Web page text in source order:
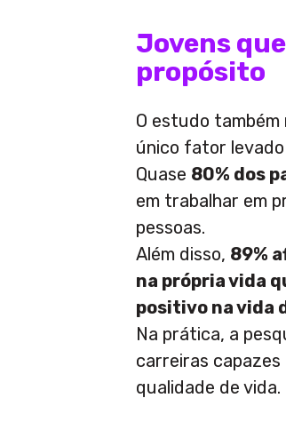
Jovens
propósito
O estudo também
único fator
Quase 80% dos
em trabalhar em
pessoas.
Além disso, 89%
na própria vida
positivo na vida
Na prática, a
carreiras
qualidade de vida.